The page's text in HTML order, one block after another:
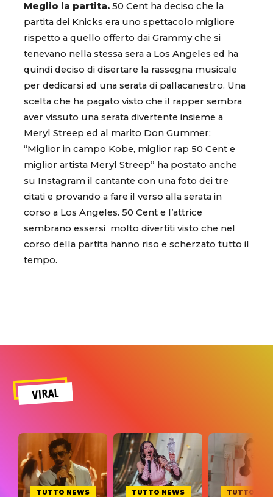
Meglio la partita. 50 Cent ha deciso che la
partita dei Knicks era uno spettacolo migliore
rispetto a quello offerto dai Grammy che si
tenevano nella stessa sera a Los Angeles ed ha
quindi deciso di disertare la rassegna musicale
per dedicarsi ad una serata di pallacanestro. Una
scelta che ha pagato visto che il rapper sembra
aver vissuto una serata divertente insieme a
Meryl Streep ed al marito Don Gummer:
“Miglior in campo Kobe, miglior rap 50 Cent e
miglior artista Meryl Streep” ha postato anche
su Instagram il cantante con una foto dei tre
citati e provando a fare il verso alla serata in
corso a Los Angeles. 50 Cent e l’attrice
sembrano essersi molto divertiti visto che nel
corso della partita hanno riso e scherzato tutto il
tempo.
VIRAL
TUTTO NEWS TUTTO NEWS TUTTO